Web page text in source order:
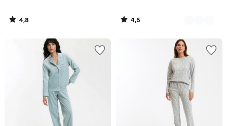
4,8
/
4,5
/